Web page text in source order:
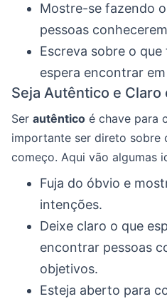
Mostre-se fazendo
pessoas
Escreva sobre o
espera encontrar
Seja Autêntico e Claro
Ser autêntico é chave para
importante ser direto sobre
começo. Aqui vão algumas
Fuja do óbvio e
intenções.
Deixe claro o que
encontrar pessoas
objetivos.
Esteja aberto para